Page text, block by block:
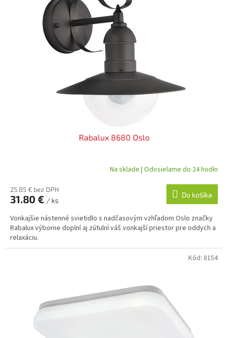
Rabalux 8680 Oslo
Na sklade | Odosielame do 24 hodín
25.85 € bez DPH
31.80 € / ks
Do košíka
Vonkajšie nástenné svietidlo s nadčasovým vzhľadom Oslo značky
Rabalux výborne doplní aj zútulní váš vonkajší priestor pre oddych a
relaxáciu.
Kód: 8154